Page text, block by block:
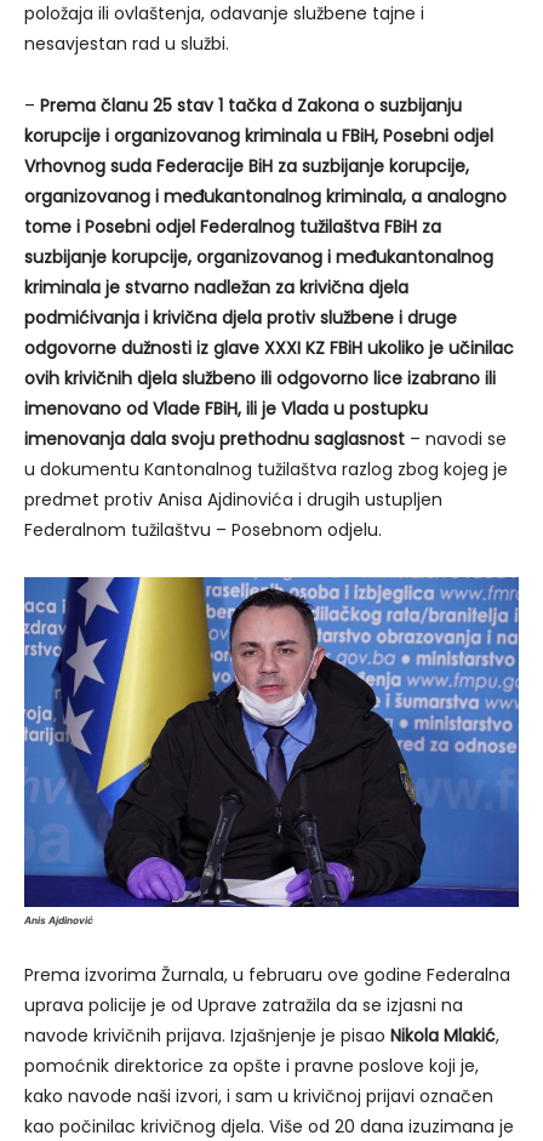
položaja ili ovlaštenja, odavanje službene tajne i
nesavjestan rad u službi.
– Prema članu 25 stav 1 tačka d Zakona o suzbijanju
korupcije i organizovanog kriminala u FBiH, Posebni odjel
Vrhovnog suda Federacije BiH za suzbijanje korupcije,
organizovanog i međukantonalnog kriminala, a analogno
tome i Posebni odjel Federalnog tužilaštva FBiH za
suzbijanje korupcije, organizovanog i međukantonalnog
kriminala je stvarno nadležan za krivična djela
podmićivanja i krivična djela protiv službene i druge
odgovorne dužnosti iz glave XXXI KZ FBiH ukoliko je učinilac
ovih krivičnih djela službeno ili odgovorno lice izabrano ili
imenovano od Vlade FBiH, ili je Vlada u postupku
imenovanja dala svoju prethodnu saglasnost – navodi se
u dokumentu Kantonalnog tužilaštva razlog zbog kojeg je
predmet protiv Anisa Ajdinovića i drugih ustupljen
Federalnom tužilaštvu – Posebnom odjelu.
Anis Ajdinović
Prema izvorima Žurnala, u februaru ove godine Federalna
uprava policije je od Uprave zatražila da se izjasni na
navode krivičnih prijava. Izjašnjenje je pisao Nikola Mlakić,
pomoćnik direktorice za opšte i pravne poslove koji je,
kako navode naši izvori, i sam u krivičnoj prijavi označen
kao počinilac krivičnog djela. Više od 20 dana izuzimana je